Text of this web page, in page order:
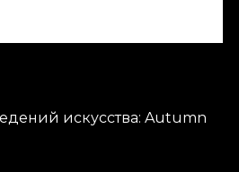
искусства: Autumn